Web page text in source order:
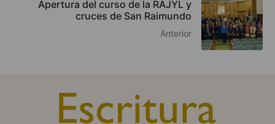
Apertura del curso de la RAJYL y
cruces de San Raimundo
Anterior